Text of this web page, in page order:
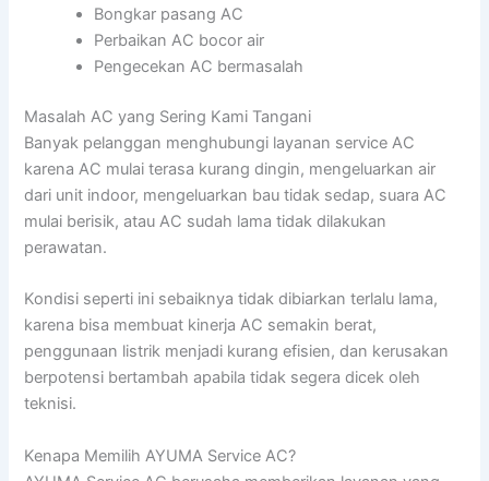
Bongkar pasang AC
Perbaikan AC bocor air
Pengecekan AC bermasalah
Masalah AC yang Sering Kami Tangani
Banyak pelanggan menghubungi layanan service AC
karena AC mulai terasa kurang dingin, mengeluarkan air
dari unit indoor, mengeluarkan bau tidak sedap, suara AC
mulai berisik, atau AC sudah lama tidak dilakukan
perawatan.
Kondisi seperti ini sebaiknya tidak dibiarkan terlalu lama,
karena bisa membuat kinerja AC semakin berat,
penggunaan listrik menjadi kurang efisien, dan kerusakan
berpotensi bertambah apabila tidak segera dicek oleh
teknisi.
Kenapa Memilih AYUMA Service AC?